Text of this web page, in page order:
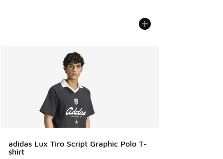
adidas Lux Tiro Script Graphic Polo T-
shirt